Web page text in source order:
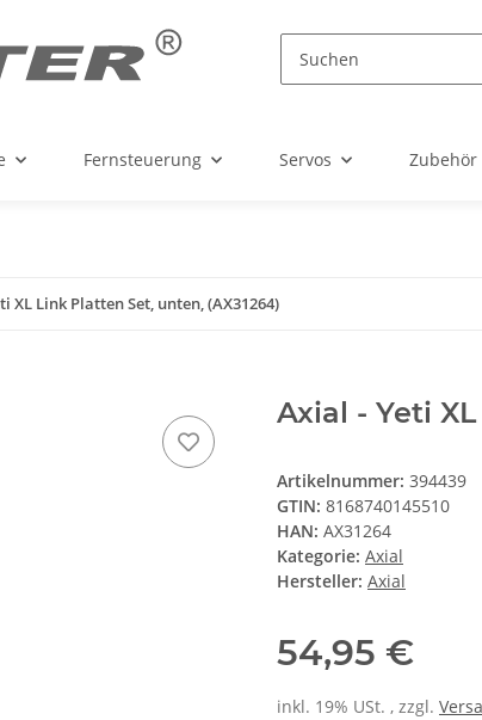
Fernsteuerung Servos Zubehör
XL Link Platten Set, unten, (AX31264)
Axial - Yeti
Artikelnummer: 394439
GTIN: 8168740145510
HAN: AX31264
Kategorie: Axial
Hersteller: Axial
54,95 €
inkl. 19% USt. , zzgl.